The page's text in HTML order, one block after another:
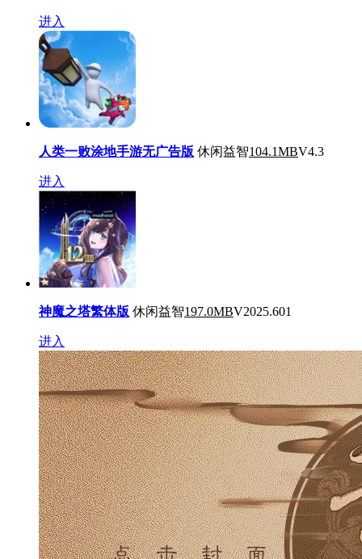
进入
人类一败涂地手游无广告版 休闲益智104.1MBV4.3
进入
神魔之塔繁体版 休闲益智197.0MBV2025.601
进入